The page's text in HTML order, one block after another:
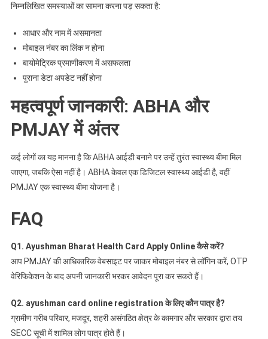
निम्नलिखित समस्याओं का सामना करना पड़ सकता है:
आधार और नाम में असमानता
मोबाइल नंबर का लिंक न होना
बायोमेट्रिक प्रमाणीकरण में असफलता
पुराना डेटा अपडेट नहीं होना
महत्वपूर्ण जानकारी: ABHA और
PMJAY में अंतर
कई लोगों का यह मानना है कि ABHA आईडी बनाने पर उन्हें तुरंत स्वास्थ्य बीमा मिल
जाएगा, जबकि ऐसा नहीं है। ABHA केवल एक डिजिटल स्वास्थ्य आईडी है, वहीं
PMJAY एक स्वास्थ्य बीमा योजना है।
FAQ
Q1. Ayushman Bharat Health Card Apply Onlineकैसेकरें?
आप PMJAY की आधिकारिक वेबसाइट पर जाकर मोबाइल नंबर से लॉगिन करें, OTP
वेरिफिकेशन के बाद अपनी जानकारी भरकर आवेदन पूरा कर सकते हैं।
Q2. ayushman card online registrationकेलिएकौनपात्रहै?
ग्रामीण गरीब परिवार, मजदूर, शहरी असंगठित क्षेत्र के कामगार और सरकार द्वारा तय
SECC सूची में शामिल लोग पात्र होते हैं।